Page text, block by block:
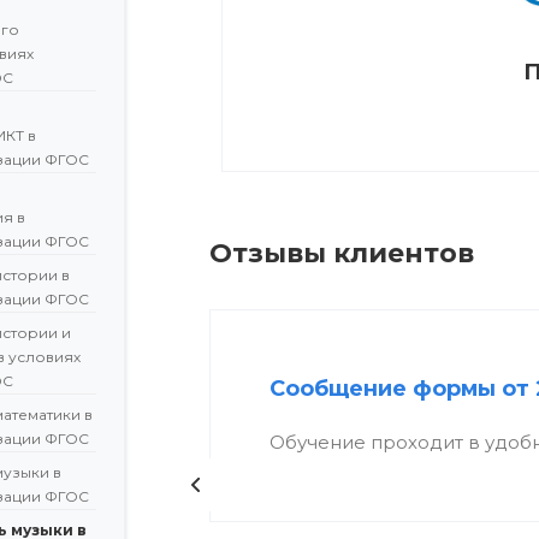
в
ФГОС
в
ФГОС
в
ФГОС
и
условиях
в
ФГОС
в
ФГОС
музыки в
Отзывы клиентов
Сообщение формы от
Обучение проходит в